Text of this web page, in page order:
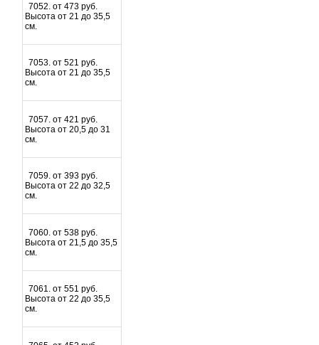
7052. от 473 руб.
Высота от 21 до 35,5
см.
7053. от 521 руб.
Высота от 21 до 35,5
см.
7057. от 421 руб.
Высота от 20,5 до 31
см.
7059. от 393 руб.
Высота от 22 до 32,5
см.
7060. от 538 руб.
Высота от 21,5 до 35,5
см.
7061. от 551 руб.
Высота от 22 до 35,5
см.